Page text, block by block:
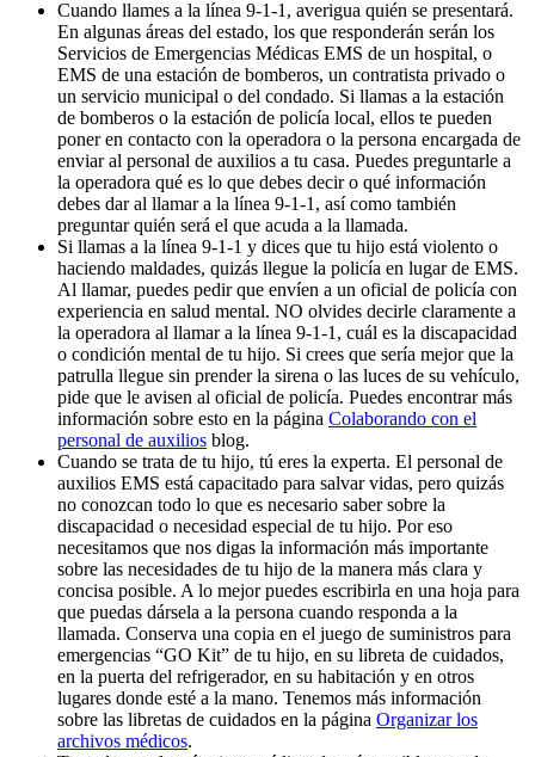
Cuando llames a la línea 9-1-1, averigua quién se presentará.
En algunas áreas del estado, los que responderán serán los
Servicios de Emergencias Médicas EMS de un hospital, o
EMS de una estación de bomberos, un contratista privado o
un servicio municipal o del condado. Si llamas a la estación
de bomberos o la estación de policía local, ellos te pueden
poner en contacto con la operadora o la persona encargada de
enviar al personal de auxilios a tu casa. Puedes preguntarle a
la operadora qué es lo que debes decir o qué información
debes dar al llamar a la línea 9-1-1, así como también
preguntar quién será el que acuda a la llamada.
Si llamas a la línea 9-1-1 y dices que tu hijo está violento o
haciendo maldades, quizás llegue la policía en lugar de EMS.
Al llamar, puedes pedir que envíen a un oficial de policía con
experiencia en salud mental. NO olvides decirle claramente a
la operadora al llamar a la línea 9-1-1, cuál es la discapacidad
o condición mental de tu hijo. Si crees que sería mejor que la
patrulla llegue sin prender la sirena o las luces de su vehículo,
pide que le avisen al oficial de policía. Puedes encontrar más
información sobre esto en la página Colaborando con el
personal de auxilios blog.
Cuando se trata de tu hijo, tú eres la experta. El personal de
auxilios EMS está capacitado para salvar vidas, pero quizás
no conozcan todo lo que es necesario saber sobre la
discapacidad o necesidad especial de tu hijo. Por eso
necesitamos que nos digas la información más importante
sobre las necesidades de tu hijo de la manera más clara y
concisa posible. A lo mejor puedes escribirla en una hoja para
que puedas dársela a la persona cuando responda a la
llamada. Conserva una copia en el juego de suministros para
emergencias “GO Kit” de tu hijo, en su libreta de cuidados,
en la puerta del refrigerador, en su habitación y en otros
lugares donde esté a la mano. Tenemos más información
sobre las libretas de cuidados en la página Organizar los
archivos médicos.